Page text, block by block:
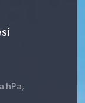
hPa,